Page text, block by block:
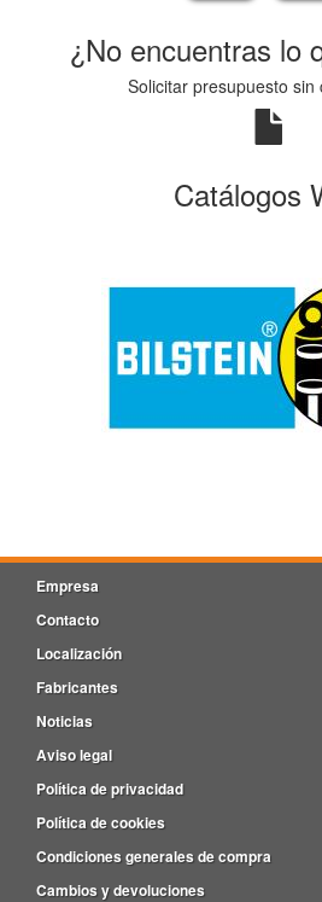
¿No encuentras lo
Solicitar presupuesto sin
Catálogos
Empresa
Contacto
Localización
Fabricantes
Noticias
Aviso legal
Política de privacidad
Política de cookies
Condiciones generales de compra
Cambios y devoluciones